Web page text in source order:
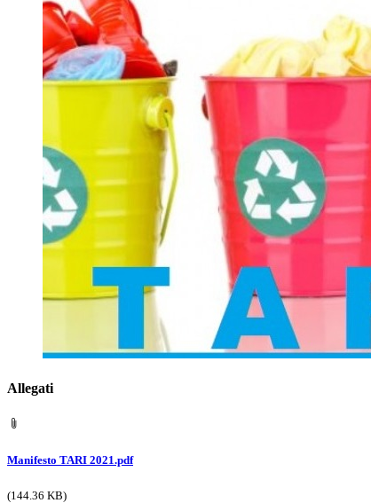
Allegati
Manifesto TARI 2021.pdf
(144.36 KB)